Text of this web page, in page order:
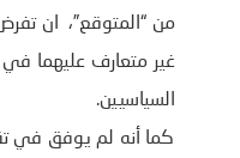
من “المتوقع”، ان
غير متعارف عليهما
السياسيين.
كما أنه لم يوفق في